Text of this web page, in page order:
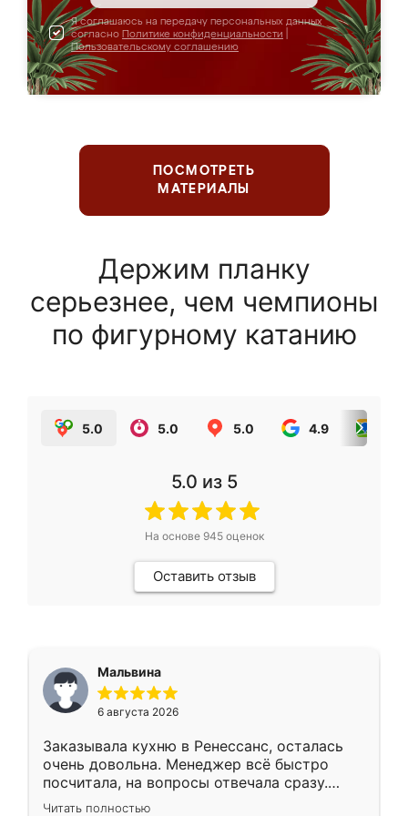
Я соглашаюсь на передачу персональных данных
согласно Политике конфиденциальности
Пользовательскому соглашению
ПОСМОТРЕТЬ
МАТЕРИАЛЫ
Держим планку
серьезнее, чем чемпионы
по фигурному катанию
5.0 5.0 5.0 4.9
5.0 из 5
На основе 945оценок
Оставить отзыв
Мальвина
6 августа 2026
Заказывала кухню в Ренессанс, осталась
очень довольна. Менеджер всё быстро
посчитала, на вопросы отвечала сразу.
Замерщик приехал в субботу, подошёл к
Читать полностью